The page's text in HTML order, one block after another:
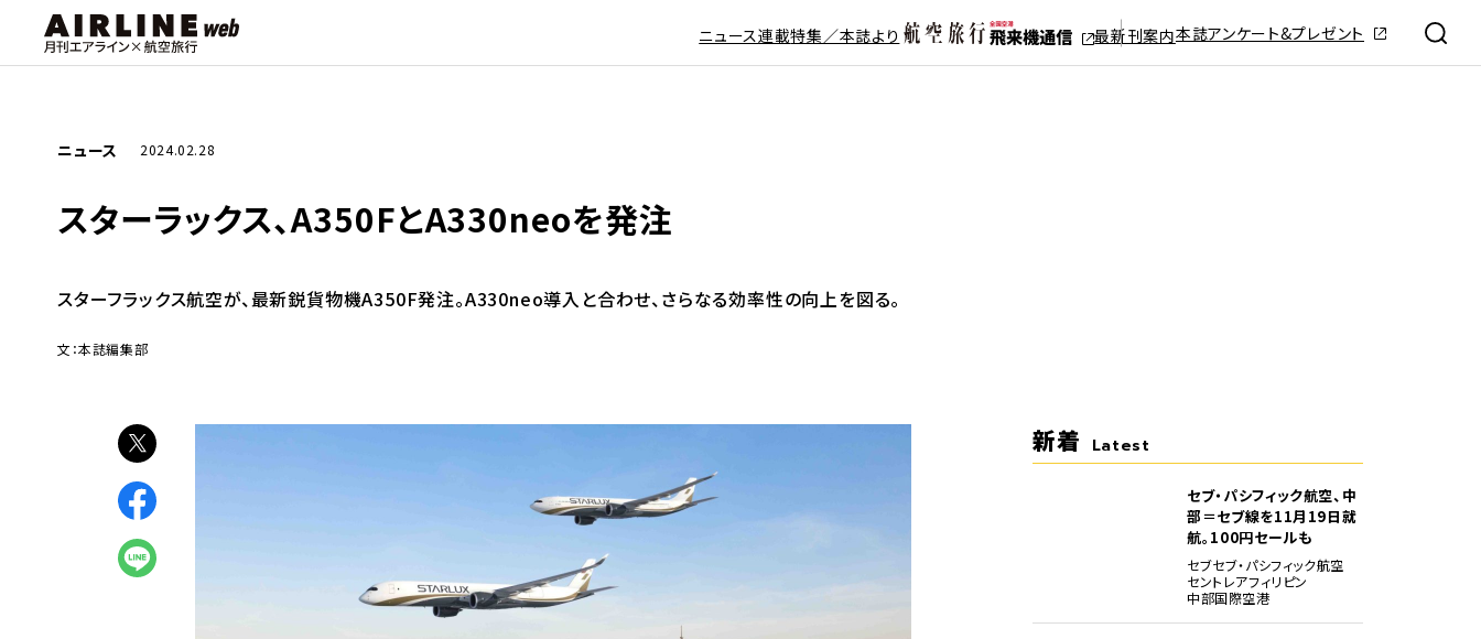
ニュース連載特集／本誌より 最新刊案内本誌アンケート&プレゼント
ニュース 2024.02.28
スターラックス、A350FとA330neoを発注
スターフラックス航空が、最新鋭貨物機A350F発注。A330neo導入と合わせ、さらなる効率性の向上を図る。
文：本誌編集部
新着 Latest
セブ・パシフィック航空、中
部＝セブ線を11月19日就
航。100円セールも
セブセブ・パシフィック航空
セントレアフィリピン
中部国際空港